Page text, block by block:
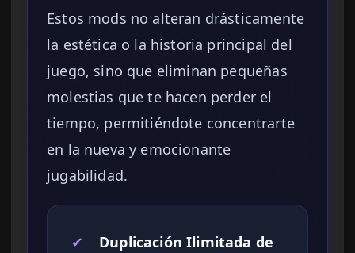
Estos mods no alteran drásticamente
la estética o la historia principal del
juego, sino que eliminan pequeñas
molestias que te hacen perder el
tiempo, permitiéndote concentrarte
en la nueva y emocionante
jugabilidad.
✔
Duplicación Ilimitada de